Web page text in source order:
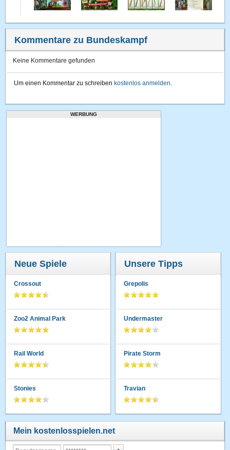
Kommentare zu Bundeskampf
Keine Kommentare gefunden
Um einen Kommentar zu schreiben kostenlos anmelden.
WERBUNG
Neue Spiele
Crossout
Zoo2 Animal Park
Rail World
Stonies
Unsere Tipps
Grepolis
Undermaster
Pirate Storm
Travian
Mein kostenlosspielen.net